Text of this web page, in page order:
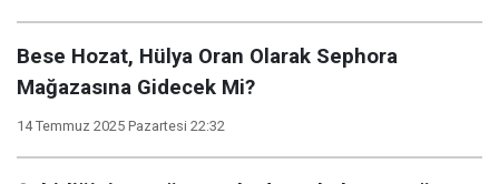
Bese Hozat, Hülya Oran Olarak Sephora
Mağazasına Gidecek Mi?
14 Temmuz 2025 Pazartesi 22:32